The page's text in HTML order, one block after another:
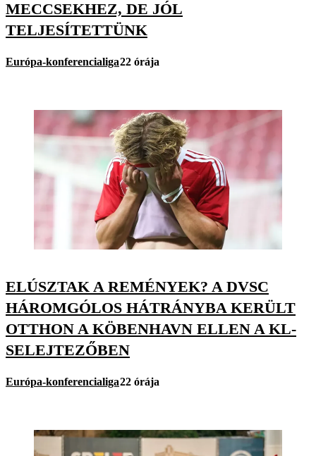
MECCSEKHEZ, DE JÓL
TELJESÍTETTÜNK
Európa-konferencialiga22 órája
ELÚSZTAK A REMÉNYEK? A DVSC
HÁROMGÓLOS HÁTRÁNYBA KERÜLT
OTTHON A KÖBENHAVN ELLEN A KL-
SELEJTEZŐBEN
Európa-konferencialiga22 órája